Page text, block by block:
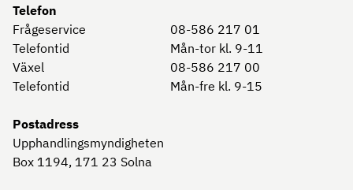
Telefon
Frågeservice
08-586 217 01
Telefontid
Mån-tor kl. 9-11
Växel
08-586 217 00
Telefontid
Mån-fre kl. 9-15
Postadress
Upphandlingsmyndigheten
Box 1194, 171 23 Solna